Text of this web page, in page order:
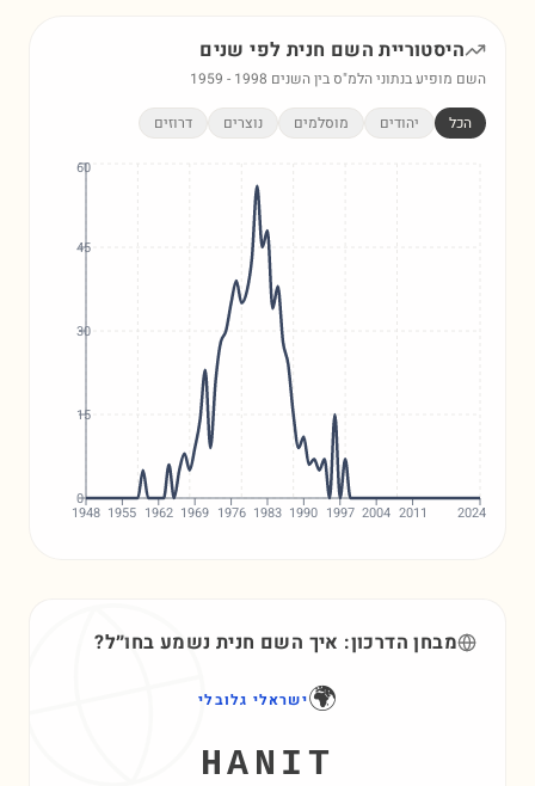
היסטוריית השם חנית לפי שנים
השם מופיע בנתוני הלמ"ס בין השנים 1959 - 1998
הכל יהודים מוסלמים נוצרים דרוזים
1948 1955 1962 1969 1976 1983 1990 1997 2004 2011 2024
0
15
30
45
60
מבחן הדרכון: איך השם חנית נשמע בחו״ל?
🌍ישראלי גלובלי
HANIT